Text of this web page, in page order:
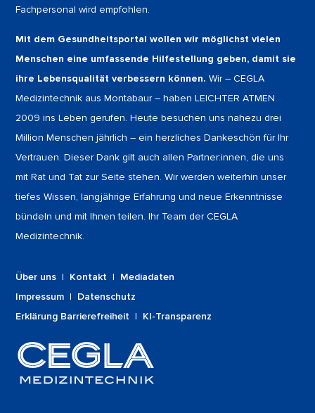
Fachpersonal wird empfohlen.
Mit dem Gesundheitsportal wollen wir möglichst vielen
Menschen eine umfassende Hilfestellung geben, damit sie
ihre Lebensqualität verbessern können. Wir – CEGLA
Medizintechnik aus Montabaur – haben LEICHTER ATMEN
2009 ins Leben gerufen. Heute besuchen uns nahezu drei
Million Menschen jährlich – ein herzliches Dankeschön für Ihr
Vertrauen. Dieser Dank gilt auch allen Partner:innen, die uns
mit Rat und Tat zur Seite stehen. Wir werden weiterhin unser
tiefes Wissen, langjährige Erfahrung und neue Erkenntnisse
bündeln und mit Ihnen teilen. Ihr Team der CEGLA
Medizintechnik.
Über uns | Kontakt | Mediadaten
Impressum | Datenschutz
Erklärung Barrierefreiheit | KI-Transparenz